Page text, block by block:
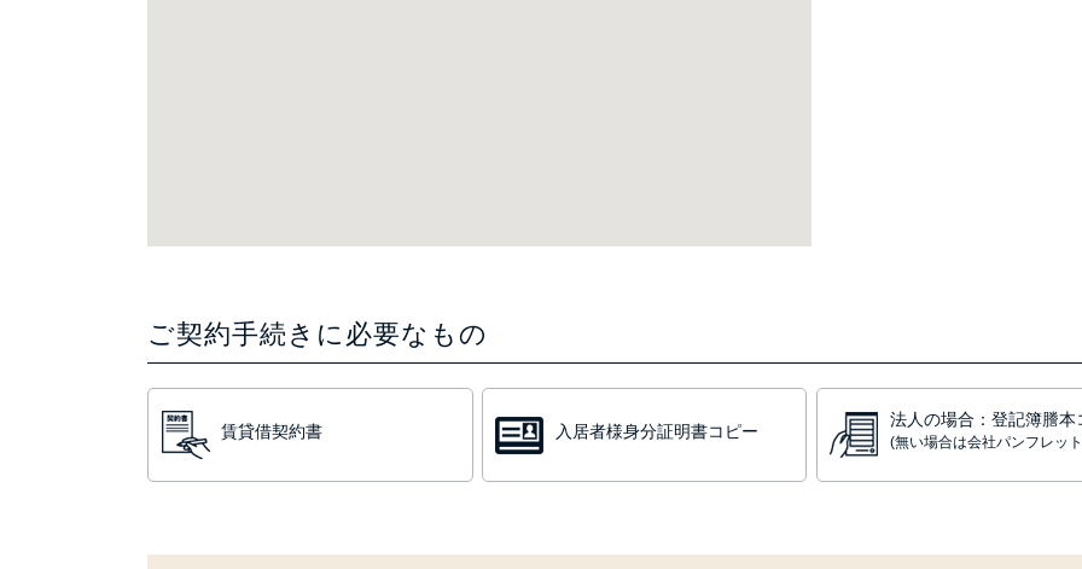
ご契約手続きに必要なもの
賃貸借契約書 入居者様身分証明書コピー
法人の場合：登記簿謄本
(無い場合は会社パンフレッ